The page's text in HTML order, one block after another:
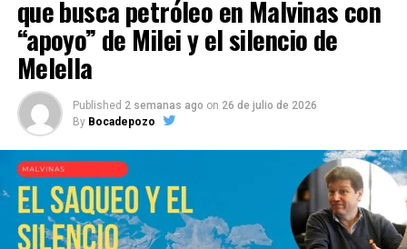
que busca petróleo en Malvinas con
“apoyo” de Milei y el silencio de
Melella
Published 2 semanas ago on 26 de julio de 2026
By Bocadepozo